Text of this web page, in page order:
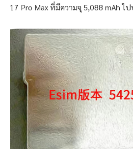
17 Pro Max ที่มีความจุ 5,088 mAh ไ